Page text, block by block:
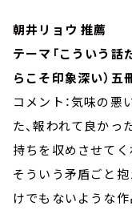
朝井リョウ 推薦
テーマ「こういう話
らこそ印象深い）五
コメント：気味の悪
た、報われて良かっ
持ちを収めさせて
そういう矛盾ごと
けでもないような作